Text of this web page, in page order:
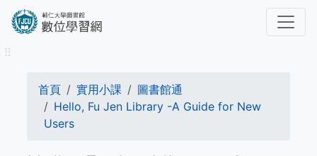
內
⠿
導
航
首頁 實用小課
圖書館通
Hello, Fu Jen Library -A Guide for New
Users